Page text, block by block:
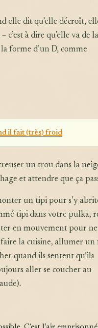
elle dit qu’elle décroît,
c’est à dire qu’elle va de la
forme d’un D, comme
il fait (très) froid
un trou dans la
et attendre que ça
un tipi pour s’y
tipi dans votre pulka,
en mouvement pour ne
la cuisine, allumer un
quand ils sentent qu’ils
aller se coucher au